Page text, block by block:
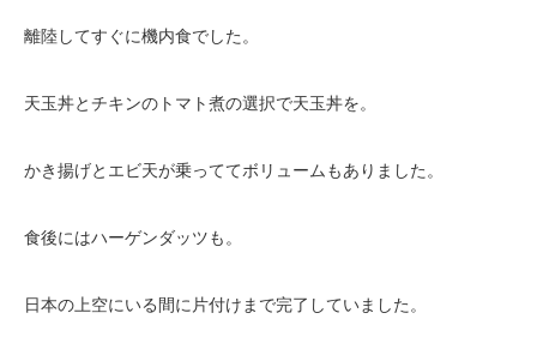
離陸してすぐに機内食でした。
天玉丼とチキンのトマト煮の選択で天玉丼を。
かき揚げとエビ天が乗っててボリュームもありました。
食後にはハーゲンダッツも。
日本の上空にいる間に片付けまで完了していました。